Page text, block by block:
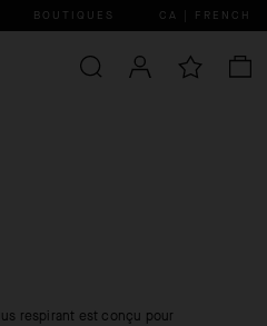
BOUTIQUES CA | FRENCH
respirant est conçu pour